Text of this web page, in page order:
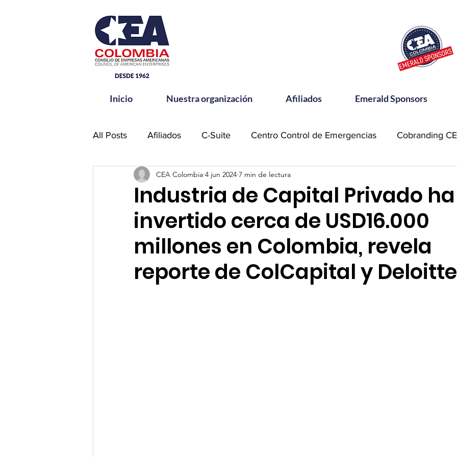
Inicio Nuestra organización Afiliados Emerald Sponsors
All Posts Afiliados C-Suite Centro Control de Emergencias Cobranding
Comité de Seguridad CEA-OSAC Community Meets
Hands for Change Networking CEA Power Talks Reconocimientos
Sostenibilidad
Industria de Capital Privado ha
invertido cerca de USD16.000
millones en Colombia, revela
reporte de ColCapital y Deloitte
CEA Colombia 4 jun 2024 7 min de lectura